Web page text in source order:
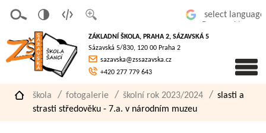
písmo
á
verze
pro
slaboz
raké
ZÁKLADNÍ ŠKOLA, PRAHA 2, SÁZAVSKÁ 5
Sázavská 5/830, 120 00 Praha 2
sazavska@zssazavska.cz
+420 277 779 643
škola fotogalerie školní rok 2023/2024
slasti a
strasti středověku - 7.a. v národním muzeu